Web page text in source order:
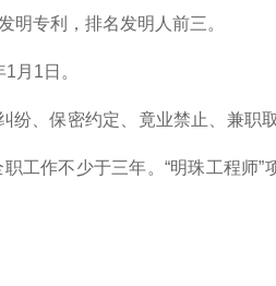
明专利，排名发明人前三。
月1日。
纷、保密约定、竟业禁止、兼职
工作不少于三年。“明珠工程师